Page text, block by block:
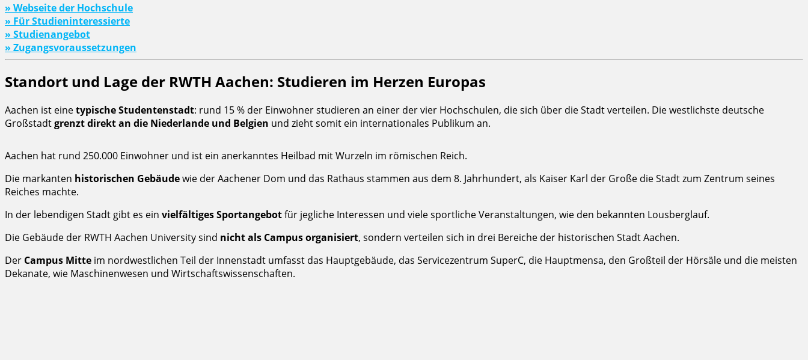
» Webseite der Hochschule
» Für Studieninteressierte
» Studienangebot
» Zugangsvoraussetzungen
Standort und Lage der RWTH Aachen: Studieren im Herzen Europas
Aachen ist einetypische Studentenstadt: rund 15 % der Einwohner studieren an einer der vier Hochschulen, die sich über die Stadt verteilen. Die westlichste deutsche
Großstadtgrenzt direkt an die Niederlande und Belgien und zieht somit ein internationales Publikum an.
Aachen hat rund 250.000 Einwohner und ist ein anerkanntes Heilbad mit Wurzeln im römischen Reich.
Die markanten historischen Gebäudewie der Aachener Dom und das Rathaus stammen aus dem 8. Jahrhundert, als Kaiser Karl der Große die Stadt zum Zentrum seines
Reiches machte.
In der lebendigen Stadt gibt es ein vielfältiges Sportangebotfür jegliche Interessen und viele sportliche Veranstaltungen, wie den bekannten Lousberglauf.
Die Gebäude der RWTH Aachen University sind nicht als Campus organisiert, sondern verteilen sich in drei Bereiche der historischen Stadt Aachen.
Der Campus Mitte im nordwestlichen Teil der Innenstadt umfasst das Hauptgebäude, das Servicezentrum SuperC, die Hauptmensa, den Großteil der Hörsäle und die meisten
Dekanate, wie Maschinenwesen und Wirtschaftswissenschaften.